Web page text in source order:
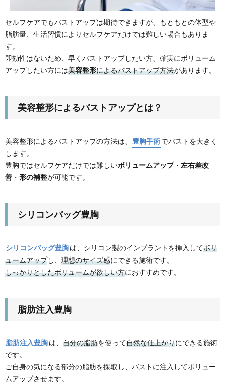
セルフケアでもバストアップは期待できますが、もともとの体型や
脂肪量、生活習慣によりセルフケアだけでは難しい場合もありま
す。
即効性はないため、早くバストアップしたい方、確実にボリューム
アップしたい方には美容整形によるバストアップ方法があります。
美容整形によるバストアップとは？
美容整形によるバストアップの方法は、 豊胸手術でバストを大きく
します。
豊胸ではセルフケアだけでは難しいボリュームアップ・ 左右差改
善 ・ 形の補整が可能です。
シリコンバッグ豊胸
シリコンバッグ豊胸は、シリコン製のインプラントを挿入してボリ
ュームアップし、 理想のサイズ感にできる施術です。
しっかりとしたボリュームが欲しい方におすすめです。
脂肪注入豊胸
脂肪注入豊胸は、 自分の脂肪を使って自然な仕上がりにできる施術
です。
ご自身の気になる部分の脂肪を採取し、バストに注入してボリュー
ムアップさせます。